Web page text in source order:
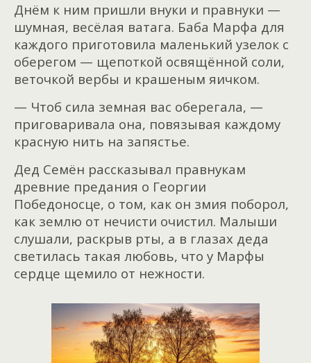
Днём к ним пришли внуки и правнуки —
шумная, весёлая ватага. Баба Марфа для
каждого приготовила маленький узелок с
оберегом — щепоткой освящённой соли,
веточкой вербы и крашеным яичком.
— Чтоб сила земная вас оберегала, —
приговаривала она, повязывая каждому
красную нить на запястье.
Дед Семён рассказывал правнукам
древние предания о Георгии
Победоносце, о том, как он змия поборол,
как землю от нечисти очистил. Малыши
слушали, раскрыв рты, а в глазах деда
светилась такая любовь, что у Марфы
сердце щемило от нежности.